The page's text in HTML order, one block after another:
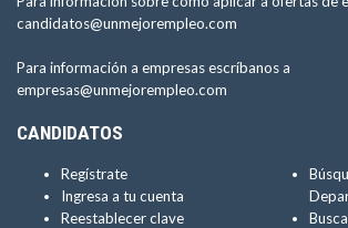
candidatos@unmejorempleo.com
Para información a empresas escríbanos a
empresas@unmejorempleo.com
CANDIDATOS
Regístrate
Ingresa a tu cuenta
Reestablecer clave